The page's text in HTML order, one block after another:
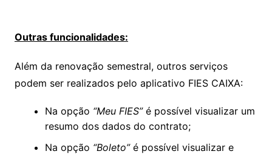
Outras funcionalidades:
Além da renovação semestral, outros serviços
podem ser realizados pelo aplicativo FIES CAIXA:
Na opção “Meu FIES”é possível visualizar um
resumo dos dados do contrato;
Na opção “Boleto”é possível visualizar e